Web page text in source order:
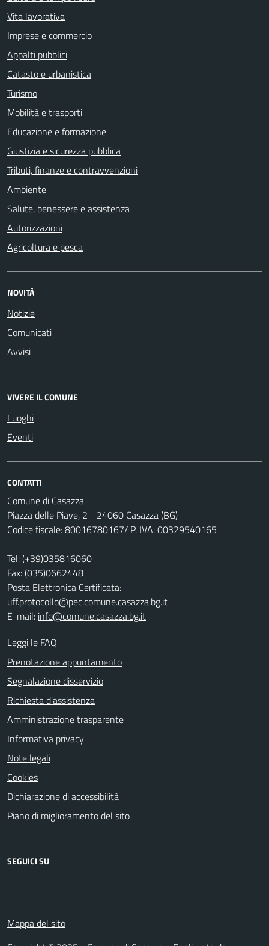
Vita lavorativa
Imprese e commercio
Appalti pubblici
Catasto e urbanistica
Turismo
Mobilità e trasporti
Educazione e formazione
Giustizia e sicurezza pubblica
Tributi, finanze e contravvenzioni
Ambiente
Salute, benessere e assistenza
Autorizzazioni
Agricoltura e pesca
NOVITÀ
Notizie
Comunicati
Avvisi
VIVERE IL COMUNE
Luoghi
Eventi
CONTATTI
Comune di Casazza
Piazza delle Piave, 2 - 24060 Casazza (BG)
Codice fiscale: 80016780167/ P. IVA: 00329540165
Tel:(+39)035816060
Fax: (035)0662448
Posta Elettronica Certificata:
uff.protocollo@pec.comune.casazza.bg.it
E-mail: info@comune.casazza.bg.it
Leggi le FAQ
Prenotazione appuntamento
Segnalazione disservizio
Richiesta d'assistenza
Amministrazione trasparente
Informativa privacy
Note legali
Cookies
Dichiarazione di accessibilità
Piano di miglioramento del sito
SEGUICI SU
Mappa del sito